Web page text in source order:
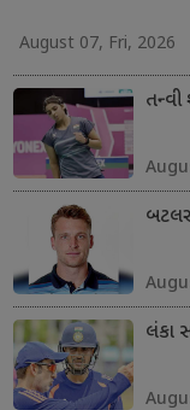
August 07, Fri, 2026
તન્વી
લંકા